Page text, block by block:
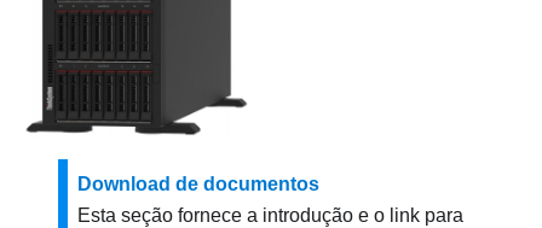
Download de documentos
Esta seção fornece a introdução e o link para